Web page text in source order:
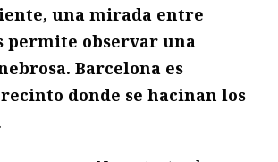
una mirada entre
permite observar una
Barcelona es
donde se hacinan los
.